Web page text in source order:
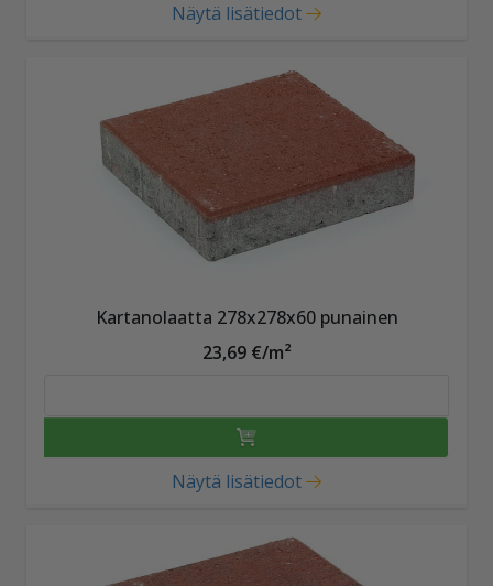
Näytä lisätiedot
Kartanolaatta 278x278x60 punainen
23,69 €/m²
Näytä lisätiedot